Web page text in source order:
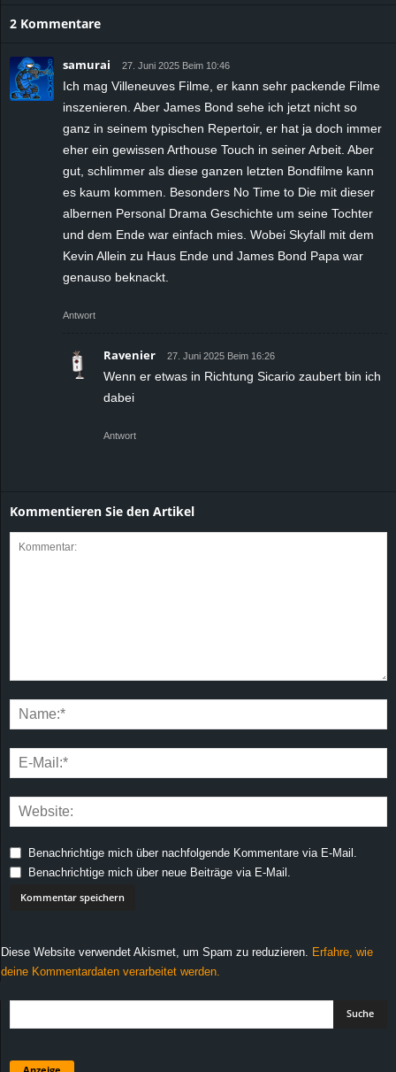
2 Kommentare
samurai 27. Juni 2025 Beim 10:46
Ich mag Villeneuves Filme, er kann sehr packende Filme
inszenieren. Aber James Bond sehe ich jetzt nicht so
ganz in seinem typischen Repertoir, er hat ja doch immer
eher ein gewissen Arthouse Touch in seiner Arbeit. Aber
gut, schlimmer als diese ganzen letzten Bondfilme kann
es kaum kommen. Besonders No Time to Die mit dieser
albernen Personal Drama Geschichte um seine Tochter
und dem Ende war einfach mies. Wobei Skyfall mit dem
Kevin Allein zu Haus Ende und James Bond Papa war
genauso beknackt.
Antwort
Ravenier 27. Juni 2025 Beim 16:26
Wenn er etwas in Richtung Sicario zaubert bin ich
dabei
Antwort
Kommentieren Sie den Artikel
Benachrichtige mich über nachfolgende Kommentare via E-Mail.
Benachrichtige mich über neue Beiträge via E-Mail.
Diese Website verwendet Akismet, um Spam zu reduzieren.
Erfahre, wie
deine Kommentardaten verarbeitet werden.